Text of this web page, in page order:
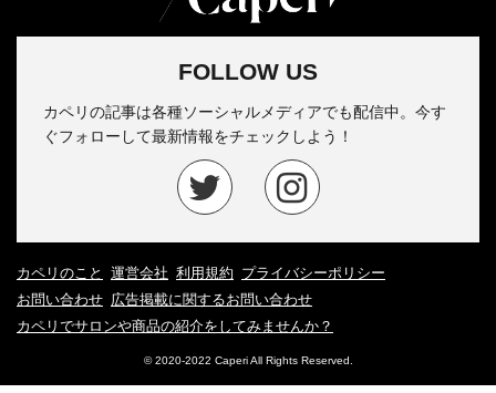
FOLLOW US
カペリの記事は各種ソーシャルメディアでも配信中。今す
ぐフォローして最新情報をチェックしよう！
カペリのこと 運営会社 利用規約 プライバシーポリシー
お問い合わせ 広告掲載に関するお問い合わせ
カペリでサロンや商品の紹介をしてみませんか？
© 2020-2022 Caperi All Rights Reserved.